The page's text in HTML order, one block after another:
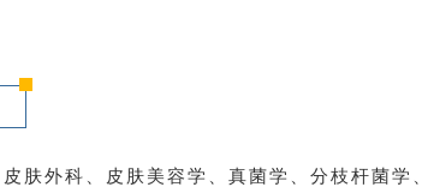
皮肤外科、皮肤美容学、真菌学、分枝杆菌学